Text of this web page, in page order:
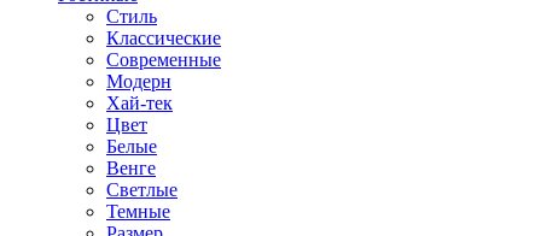
Стиль
Классические
Современные
Модерн
Хай-тек
Цвет
Белые
Венге
Светлые
Темные